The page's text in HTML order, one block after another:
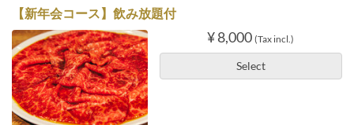
【新年会コース】飲み放題付
¥ 8,000 (Tax incl.)
Select